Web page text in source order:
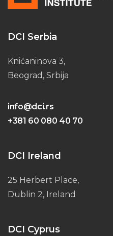
DCI Serbia
Knićaninova 3,
Beograd, Srbija
info@dci.rs
+381 60 080 40 70
DCI Ireland
25 Herbert Place,
Dublin 2, Ireland
DCI Cyprus